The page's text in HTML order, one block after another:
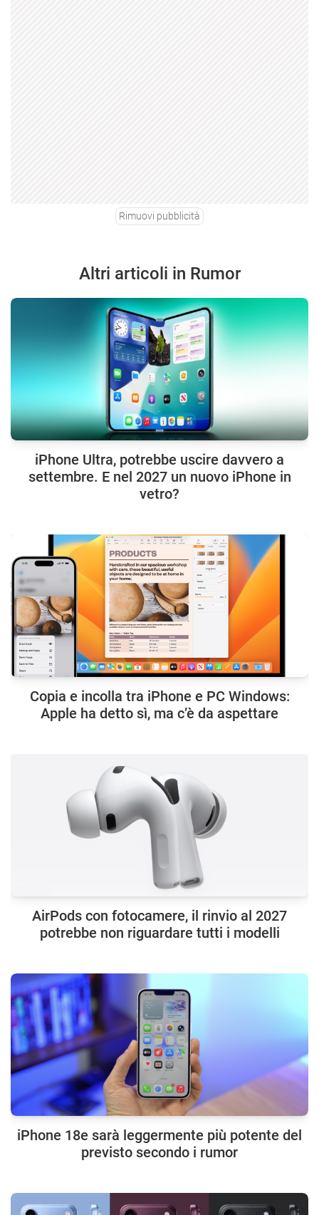
Rimuovi pubblicità
Altri articoli in Rumor
iPhone Ultra, potrebbe uscire davvero a
settembre. E nel 2027 un nuovo iPhone in
vetro?
Copia e incolla tra iPhone e PC Windows:
Apple ha detto sì, ma c’è da aspettare
AirPods con fotocamere, il rinvio al 2027
potrebbe non riguardare tutti i modelli
iPhone 18e sarà leggermente più potente del
previsto secondo i rumor